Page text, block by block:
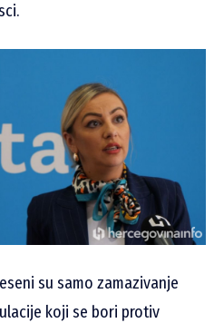
su samo zamazivanje
koji se bori protiv